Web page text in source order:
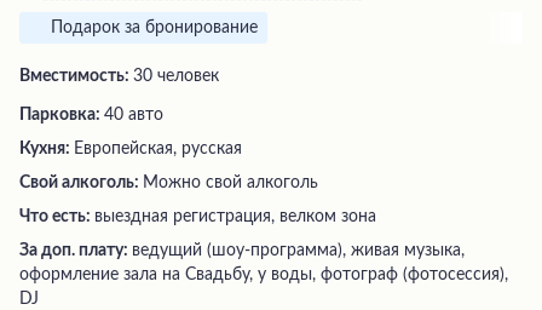
Подарок за бронирование
Вместимость: 30 человек
Парковка: 40 авто
Кухня: Европейская, русская
Свой алкоголь: Можно свой алкоголь
Что есть: выездная регистрация, велком зона
За доп. плату: ведущий (шоу-программа), живая музыка,
оформление зала на Свадьбу, у воды, фотограф (фотосессия),
DJ